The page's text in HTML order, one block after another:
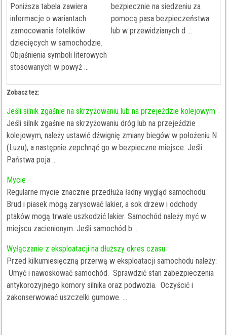
Poniższa tabela zawiera
informacje o wariantach
zamocowania fotelików
dziecięcych w samochodzie.
Objaśnienia symboli literowych
stosowanych w powyż ...
bezpiecznie na siedzeniu za
pomocą pasa bezpieczeństwa
lub w przewidzianych d ...
Zobacz tez:
Jeśli silnik zgaśnie na skrzyżowaniu lub na przejeździe kolejowym
Jeśli silnik zgaśnie na skrzyżowaniu dróg lub na przejeździe
kolejowym, należy ustawić dźwignię zmiany biegów w położeniu N
(Luzu), a następnie zepchnąć go w bezpieczne miejsce. Jeśli
Państwa poja ...
Mycie
Regularne mycie znacznie przedłuża ładny wygląd samochodu.
Brud i piasek mogą zarysować lakier, a sok drzew i odchody
ptaków mogą trwale uszkodzić lakier. Samochód należy myć w
miejscu zacienionym. Jeśli samochód b ...
Wyłączanie z eksploatacji na dłuższy okres czasu
Przed kilkumiesięczną przerwą w eksploatacji samochodu należy:
Umyć i nawoskować samochód. Sprawdzić stan zabezpieczenia
antykorozyjnego komory silnika oraz podwozia. Oczyścić i
zakonserwować uszczelki gumowe. ...